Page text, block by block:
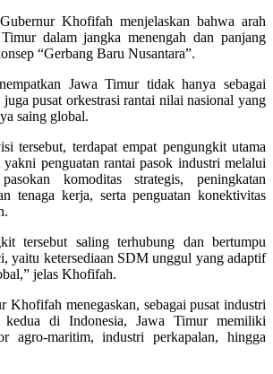
Khofifah menjelaskan bahwa arah
dalam jangka menengah dan panjang
“Gerbang Baru Nusantara”.
Jawa Timur tidak hanya sebagai
pusat orkestrasi rantai nilai nasional yang
saing global.
tersebut, terdapat empat pengungkit utama
penguatan rantai pasok industri melalui
komoditas strategis, peningkatan
tenaga kerja, serta penguatan konektivitas
tersebut saling terhubung dan bertumpu
yaitu ketersediaan SDM unggul yang adaptif
jelas Khofifah.
Khofifah menegaskan, sebagai pusat industri
kedua di Indonesia, Jawa Timur memiliki
agro-maritim, industri perkapalan, hingga